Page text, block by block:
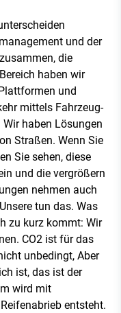
und der
die
haben wir
und
mittels Fahrzeug-
haben Lösungen
Straßen. Wenn Sie
Sie sehen, diese
und die vergrößern
nehmen auch
tun das. Was
zu kurz kommt: Wir
CO2 ist für das
unbedingt, Aber
ist, das ist der
wird mit
entsteht.